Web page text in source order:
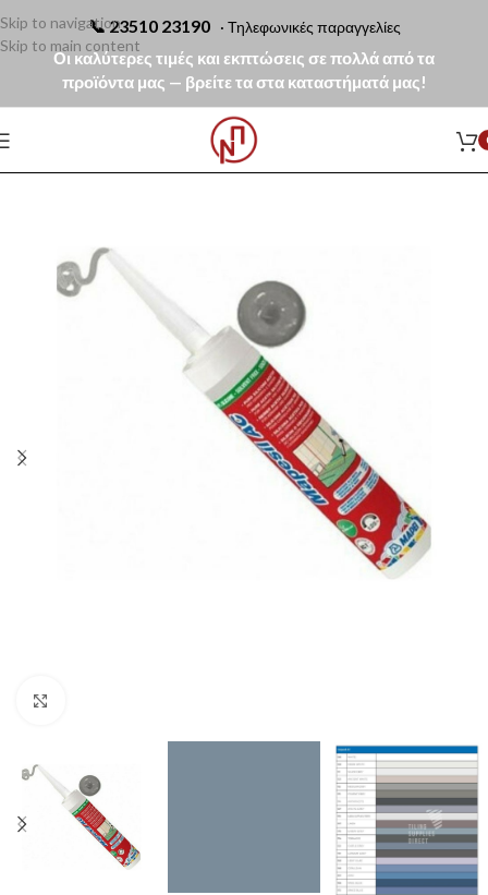
📞23510 23190 · Τηλεφωνικές παραγγελίες
Οι καλύτερες τιμές και εκπτώσεις σε πολλά από τα
προϊόντα μας — βρείτε τα στα καταστήματά μας!
Skip to navigation
Skip to main content